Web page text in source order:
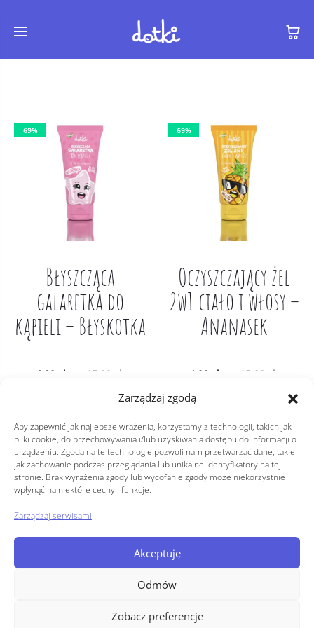
Zarządzaj zgodą
Aby zapewnić jak najlepsze wrażenia, korzystamy z technologii, takich jak
pliki cookie, do przechowywania i/lub uzyskiwania dostępu do informacji o
urządzeniu. Zgoda na te technologie pozwoli nam przetwarzać dane, takie
jak zachowanie podczas przeglądania lub unikalne identyfikatory na tej
stronie. Brak wyrażenia zgody lub wycofanie zgody może niekorzystnie
wpłynąć na niektóre cechy i funkcje.
Zarządzaj serwisami
Akceptuję
Odmów
Zobacz preferencje
69%
Błyszcząca
galaretka do
kąpieli – Błyskotka
15,99 zł
15,99 zł.
4,99 zł
4,99 zł.
Dodaj do koszyka
69%
Oczyszczający żel
2w1 ciało i włosy –
Ananasek
15,99 zł
wynosiła:
15,99 zł.
4,99 zł
wynosi:
4,99 zł.
Dodaj do koszyka
Copyright © 2026
Polityka prywatności
Polityka plików cookies (EU)